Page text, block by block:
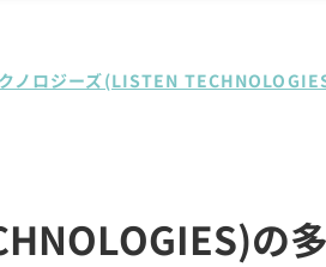
ノロジーズ(LISTEN
の